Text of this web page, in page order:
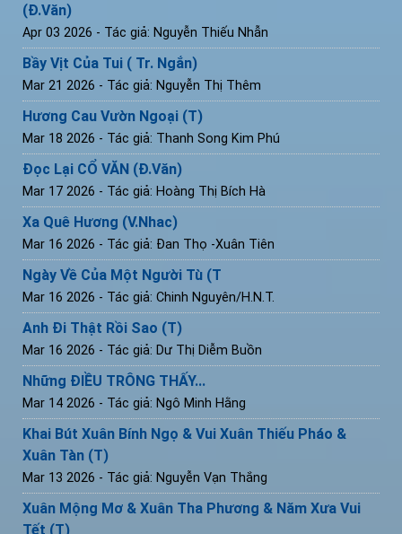
(Đ.Văn)
Apr 03 2026 - Tác giả: Nguyễn Thiếu Nhẫn
Bầy Vịt Của Tui ( Tr. Ngắn)
Mar 21 2026 - Tác giả: Nguyễn Thị Thêm
Hương Cau Vườn Ngoại (T)
Mar 18 2026 - Tác giả: Thanh Song Kim Phú
Đọc Lại CỔ VĂN (Đ.Văn)
Mar 17 2026 - Tác giả: Hoàng Thị Bích Hà
Xa Quê Hương (V.Nhac)
Mar 16 2026 - Tác giả: Đan Thọ -Xuân Tiên
Ngày Về Của Một Người Tù (T
Mar 16 2026 - Tác giả: Chinh Nguyên/H.N.T.
Anh Đi Thật Rồi Sao (T)
Mar 16 2026 - Tác giả: Dư Thị Diễm Buồn
Những ĐIỀU TRÔNG THẤY...
Mar 14 2026 - Tác giả: Ngô Minh Hằng
Khai Bút Xuân Bính Ngọ & Vui Xuân Thiếu Pháo &
Xuân Tàn (T)
Mar 13 2026 - Tác giả: Nguyễn Vạn Thắng
Xuân Mộng Mơ & Xuân Tha Phương & Năm Xưa Vui
Tết (T)